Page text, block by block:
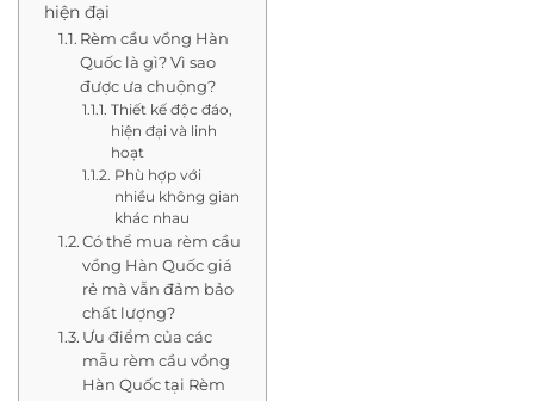
hiện đại
Rèm cầu vồng Hàn
Quốc là gì? Vì sao
được ưa chuộng?
Thiết kế độc đáo,
hiện đại và linh
hoạt
Phù hợp với
nhiều không gian
khác nhau
Có thể mua rèm cầu
vồng Hàn Quốc giá
rẻ mà vẫn đảm bảo
chất lượng?
Ưu điểm của các
mẫu rèm cầu vồng
Hàn Quốc tại Rèm